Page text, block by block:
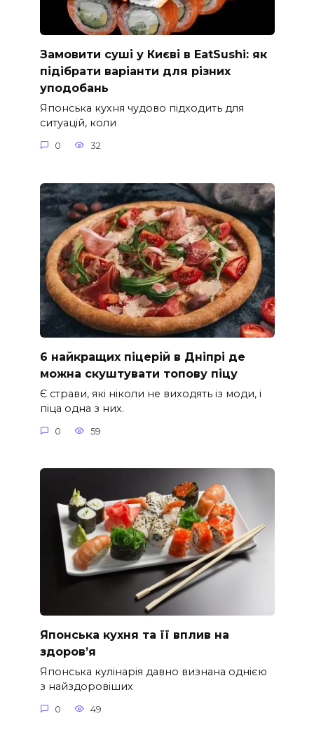
Замовити суші у Києві в EatSushi: як
підібрати варіанти для різних
уподобань
Японська кухня чудово підходить для
ситуацій, коли
0 32
6 найкращих піцерій в Дніпрі де
можна скуштувати топову піцу
Є страви, які ніколи не виходять із моди, і
піца одна з них.
0 59
Японська кухня та її вплив на
здоров’я
Японська кулінарія давно визнана однією
з найздоровіших
0 49